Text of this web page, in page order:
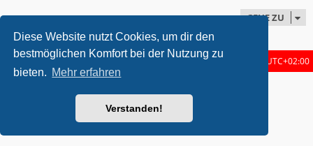
Diese Website nutzt Cookies, um dir den
bestmöglichen Komfort bei der Nutzung zu
bieten. Mehr erfahren
Verstanden!
GEHE ZU
Startseite Foren-Übersicht Alle Zeiten sind UTC+02:00
Powered by
® Forum Software © phpBB Limited
Deutsche Übersetzung durch
Datenschutz|Nutzungsbedingungen